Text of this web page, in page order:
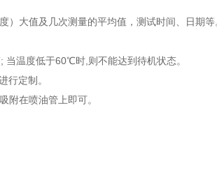
）大值及几次测量的平均值，测试时间、日期
温度低于60℃时,则不能达到待机状态。
行定制。
附在喷油管上即可。